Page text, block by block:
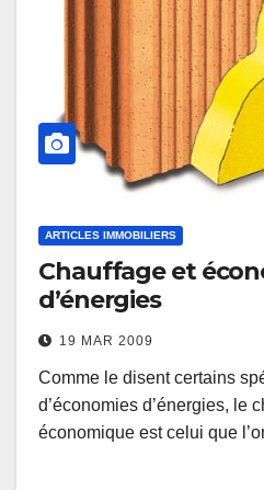
ARTICLES IMMOBILIERS
Chauffage et
d’énergies
19 MAR 2009
Comme le disent certains
d’économies d’énergies, le
économique est celui que